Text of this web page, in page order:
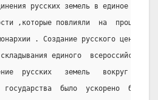
русских земель в единое
,которые повлияли  на  процесс
. Создание русского
единого
русских   земель   вокруг
государства  было  ускорено